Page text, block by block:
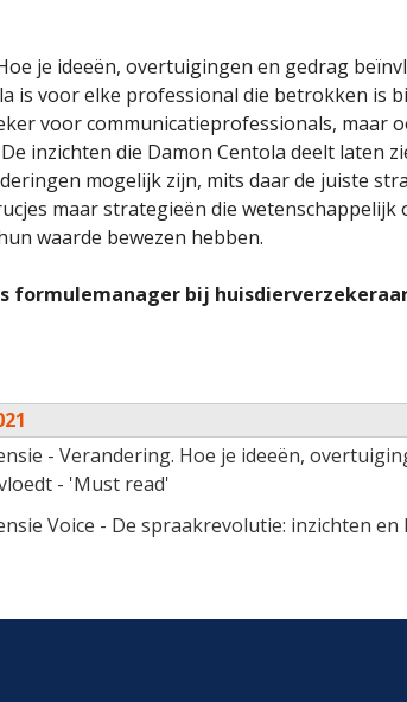
je ideeën, overtuigingen en gedrag
is voor elke professional die betrokken is
voor communicatieprofessionals, maar
inzichten die Damon Centola deelt laten
mogelijk zijn, mits daar de juiste
maar strategieën die wetenschappelijk
waarde bewezen hebben.
formulemanager bij
- Verandering. Hoe je ideeën,
- 'Must read'
Voice - De spraakrevolutie: inzichten en